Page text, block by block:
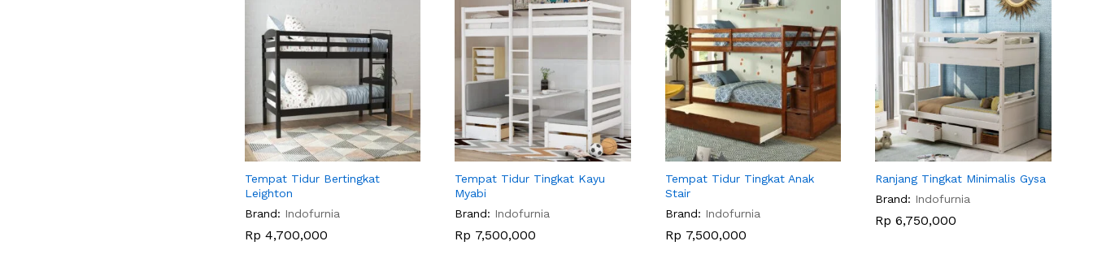
Tempat Tidur Bertingkat
Leighton
Brand: Indofurnia
Rp 4,700,000
Rp 4,700,000
Tempat Tidur Tingkat Kayu
Myabi
Brand: Indofurnia
Rp 7,500,000
Rp 7,500,000
Tempat Tidur Tingkat Anak
Stair
Brand: Indofurnia
Rp 7,500,000
Rp 7,500,000
Ranjang Tingkat Minimalis Gysa
Brand: Indofurnia
Rp 6,750,000
Rp 6,750,000